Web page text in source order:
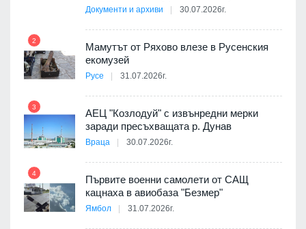
Документи и архиви 30.07.2026г.
2
Мамутът от Ряхово влезе в Русенския
екомузей
Русе 31.07.2026г.
3
АЕЦ "Козлодуй" с извънредни мерки
заради пресъхващата р. Дунав
Враца 30.07.2026г.
4
Първите военни самолети от САЩ
кацнаха в авиобаза "Безмер"
Ямбол 31.07.2026г.